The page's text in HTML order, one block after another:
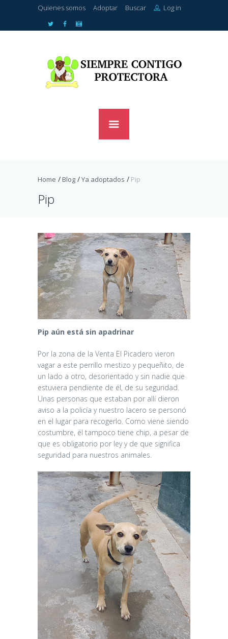
Quienes somos Adoptar Buscar Log in
Home Blog Ya adoptados Pip
Pip
Pip aún está sin apadrinar
Por la zona de la Venta El Picadero vieron
vagar a este perrillo mestizo y pequeñito, de
un lado a otro, desorientado y sin nadie que
estuviera pendiente de él, de su seguridad.
Unas personas que estaban por allí dieron
aviso a la policía y nuestro lacero se personó
en el lugar para recogerlo. Como viene siendo
costumbre, él tampoco tiene chip, a pesar de
que es obligatorio por ley y de que significa
seguridad para nuestros animales.